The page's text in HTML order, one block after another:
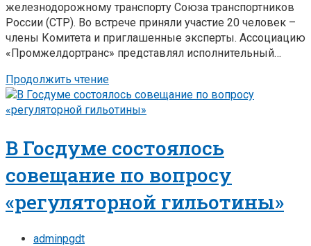
железнодорожному транспорту Союза транспортников
России (СТР). Во встрече приняли участие 20 человек –
члены Комитета и приглашенные эксперты. Ассоциацию
«Промжелдортранс» представлял исполнительный…
Продолжить чтение
В Госдуме состоялось
совещание по вопросу
«регуляторной гильотины»
adminpgdt